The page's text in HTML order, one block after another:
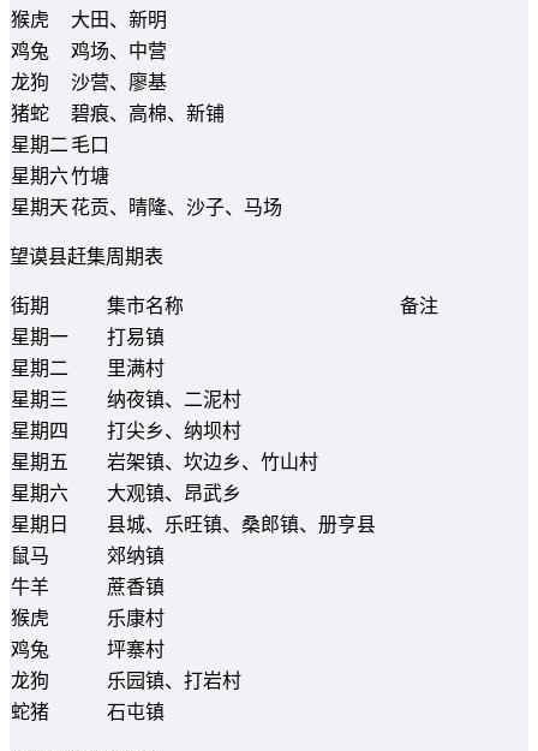
猴虎
大田、新明
鸡兔
鸡场、中营
龙狗
沙营、廖基
猪蛇
碧痕、高棉、新铺
星期二 毛口
星期六竹塘
星期天 花贡、晴隆、沙子、马场
望谟县赶集周期表
街期 集市名称
备注
星期一
打易镇
星期二
里满村
星期三
纳夜镇、二泥村
星期四
打尖乡、纳坝村
星期五
岩架镇、坎边乡、竹山村
星期六
大观镇、昂武乡
星期日
县城、乐旺镇、桑郎镇、册亨县
鼠马
郊纳镇
牛羊
蔗香镇
猴虎
乐康村
鸡兔
坪寨村
龙狗
乐园镇、打岩村
蛇猪
石屯镇